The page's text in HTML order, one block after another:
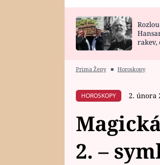
HOROSKOP NA
rakev,
Prima Ženy ■ Horoskopy
HOROSKOPY 2. února
2. –